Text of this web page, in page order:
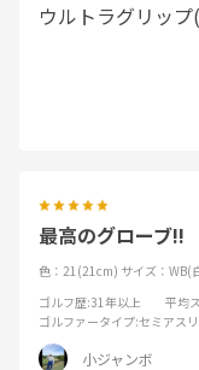
ウルトラグリッ
最高のグローブ!!
色：21(21cm) サイズ：WB(
ゴルフ歴:31年以上 平均
ゴルファータイプ:セミアス
小ジャンボ